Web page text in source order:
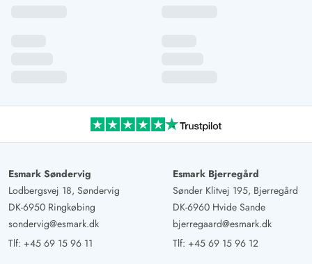
Esmark Søndervig
Lodbergsvej 18, Søndervig
DK-6950 Ringkøbing
sondervig@esmark.dk
Tlf: +45 69 15 96 11
Esmark Bjerregård
Sønder Klitvej 195, Bjerregård
DK-6960 Hvide Sande
bjerregaard@esmark.dk
Tlf: +45 69 15 96 12